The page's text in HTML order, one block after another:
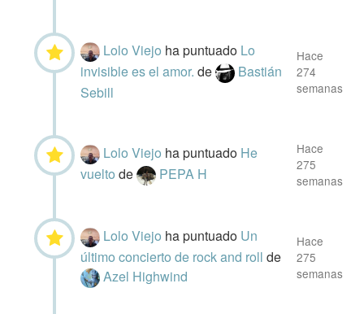
Lolo Viejo ha puntuado Lo
invisible es el amor.de
Bastián
Sebill
Hace
274
semanas
Lolo Viejo ha puntuado He
vueltode PEPA H
Hace
275
semanas
Lolo Viejo ha puntuado Un
último concierto de rock and rollde
Azel Highwind
Hace
275
semanas